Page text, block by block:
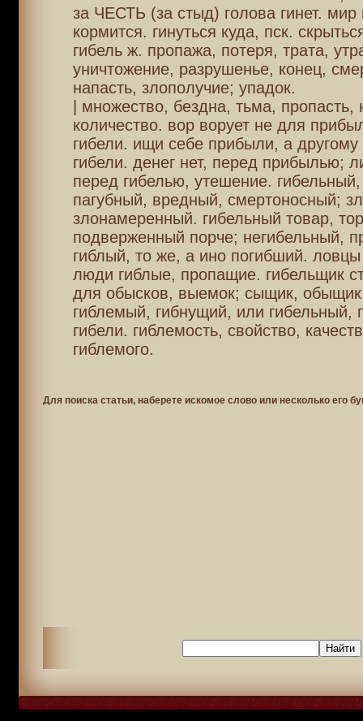
за ЧЕСТЬ (за стыд) голова гинет. мир
кормится. гинуться куда, пск.
гибель ж. пропажа, потеря, трата,
уничтожение, разрушенье, конец,
напасть, злополучие; упадок.
| множество, бездна, тьма, пропасть,
количество. вор ворует не для
гибели. ищи себе прибыли, а
гибели. денег нет, перед прибылью;
перед гибелью, утешение.
пагубный, вредный, смертоносный;
злонамеренный. гибельный товар,
подверженный порче; негибельный,
гиблый, то же, а ино погибший.
люди гиблые, пропащие. гибельщик
для обысков, выемок; сыщик,
гиблемый, гибнущий, или гибельный,
гибели. гиблемость, свойство,
гиблемого.
Для поиска статьи, наберете искомое слово или несколько его